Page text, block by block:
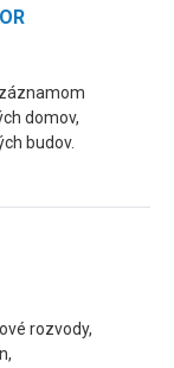
domov,
budov.
rozvody,